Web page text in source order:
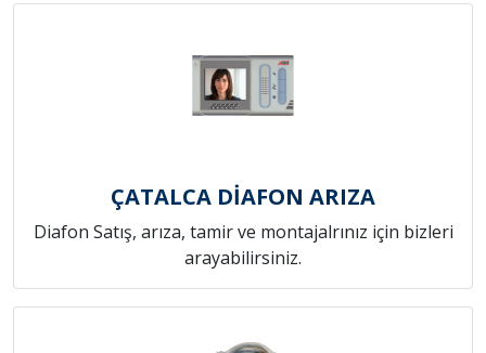
ÇATALCA DİAFON ARIZA
Diafon Satış, arıza, tamir ve montajalrınız için bizleri
arayabilirsiniz.